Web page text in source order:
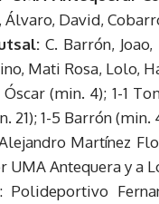
Álvaro, David,
C. Barrón,
Mati Rosa, Lolo,
(min. 4); 1-1
21); 1-5 Barrón (min.
Martínez
UMA Antequera y a
Polideportivo